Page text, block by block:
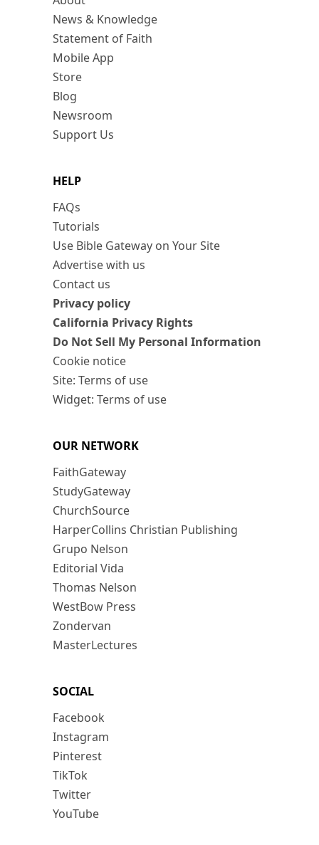
News & Knowledge
Statement of Faith
Mobile App
Store
Blog
Newsroom
Support Us
HELP
FAQs
Tutorials
Use Bible Gateway on Your Site
Advertise with us
Contact us
Privacy policy
California Privacy Rights
Do Not Sell My Personal Information
Cookie notice
Site: Terms of use
Widget: Terms of use
OUR NETWORK
FaithGateway
StudyGateway
ChurchSource
HarperCollins Christian Publishing
Grupo Nelson
Editorial Vida
Thomas Nelson
WestBow Press
Zondervan
MasterLectures
SOCIAL
Facebook
Instagram
Pinterest
TikTok
Twitter
YouTube